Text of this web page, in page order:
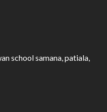
school samana, patiala,